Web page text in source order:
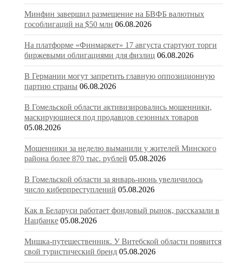
Минфин завершил размещение на БВФБ валютных
гособлигаций на $50 млн 06.08.2026
На платформе «Финмаркет» 17 августа стартуют торги
биржевыми облигациями для физлиц 06.08.2026
В Германии могут запретить главную оппозиционную
партию страны 06.08.2026
В Гомельской области активизировались мошенники,
маскирующиеся под продавцов сезонных товаров
05.08.2026
Мошенники за неделю выманили у жителей Минского
района более 870 тыс. рублей 05.08.2026
В Гомельской области за январь-июнь увеличилось
число киберпреступлений 05.08.2026
Как в Беларуси работает фондовый рынок, рассказали в
Нацбанке 05.08.2026
Мишка-путешественник. У Витебской области появится
свой туристический бренд 05.08.2026